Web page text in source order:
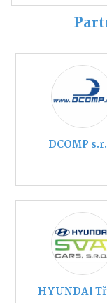
DCOMP
HYUNDAI